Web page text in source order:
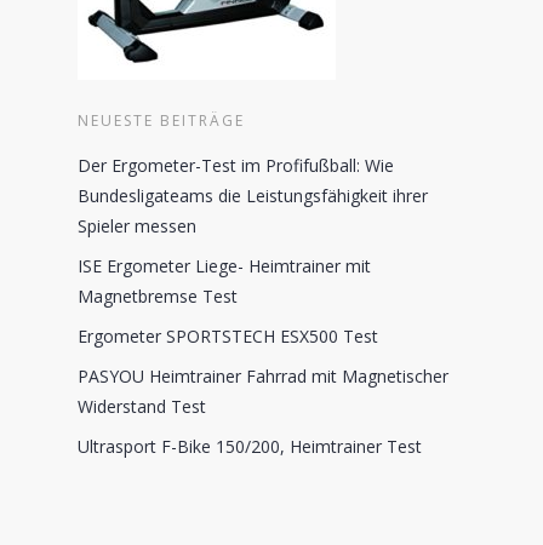
NEUESTE BEITRÄGE
Der Ergometer-Test im Profifußball: Wie
Bundesligateams die Leistungsfähigkeit ihrer
Spieler messen
ISE Ergometer Liege- Heimtrainer mit
Magnetbremse Test
Ergometer SPORTSTECH ESX500 Test
PASYOU Heimtrainer Fahrrad mit Magnetischer
Widerstand Test
Ultrasport F-Bike 150/200, Heimtrainer Test